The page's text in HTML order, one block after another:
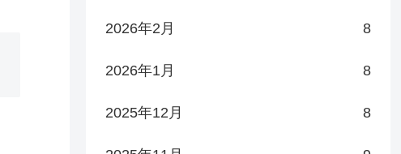
2026年2月 8
2026年1月 8
2025年12月 8